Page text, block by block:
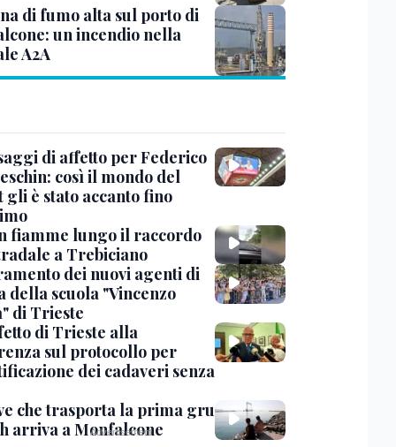
di fumo alta sul porto di
un incendio nella
A2A
di affetto per Federico
così il mondo del
gli è stato accanto fino
fiamme lungo il raccordo
a Trebiciano
dei nuovi agenti di
della scuola "Vincenzo
di Trieste
di Trieste alla
sul protocollo per
dei cadaveri senza
che trasporta la prima gru
arriva a Monfalcone